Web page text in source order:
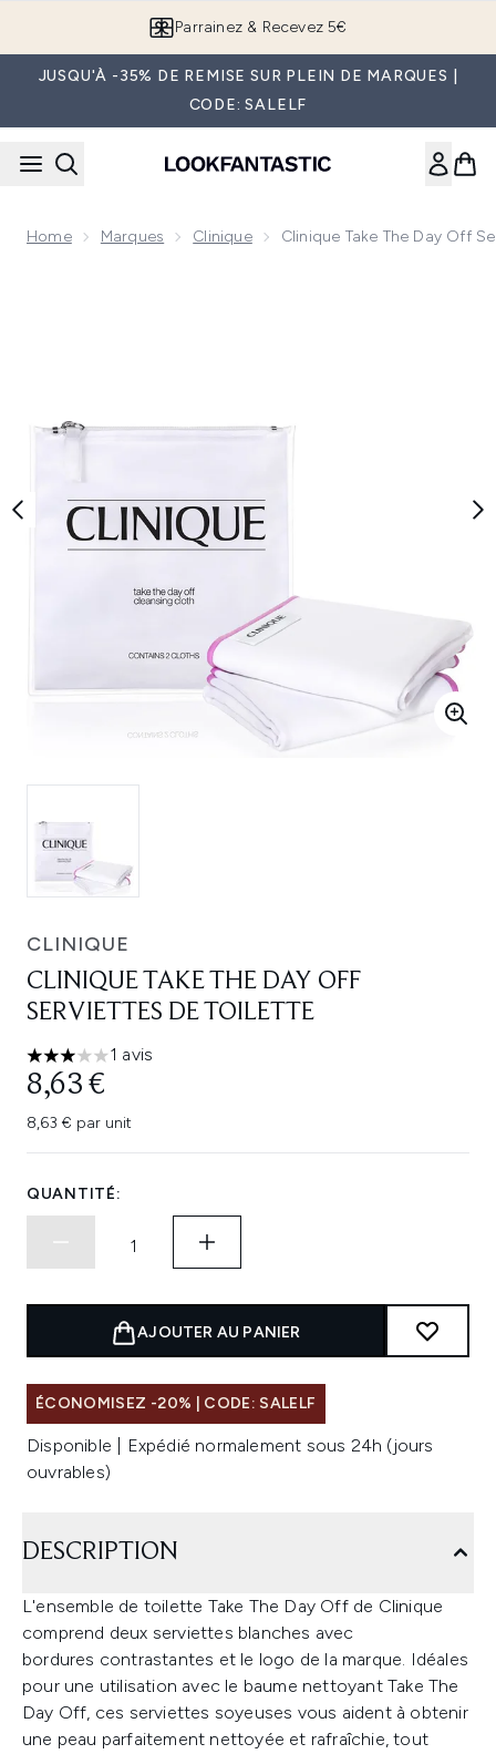
Parrainez & Recevez 5€
JUSQU'À -35% DE REMISE SUR PLEIN DE MARQUES |
CODE: SALELF
Home Marques Clinique Clinique Take The Day Off
CLINIQUE
CLINIQUE TAKE THE DAY OFF
SERVIETTES DE TOILETTE
3 étoiles sur un maximum de 5
1 avis
8,63 €
8,63 € par unit
QUANTITÉ:
AJOUTER AU PANIER
ÉCONOMISEZ -20% | CODE: SALELF
Disponible | Expédié normalement sous 24h (jours
ouvrables)
DESCRIPTION
L'ensemble de toilette Take The Day Off de Clinique
comprend deux serviettes blanches avec
bordures contrastantes et le logo de la marque. Idéales
pour une utilisation avec le baume nettoyant Take The
Day Off, ces serviettes soyeuses vous aident à obtenir
une peau parfaitement nettoyée et rafraîchie, tout